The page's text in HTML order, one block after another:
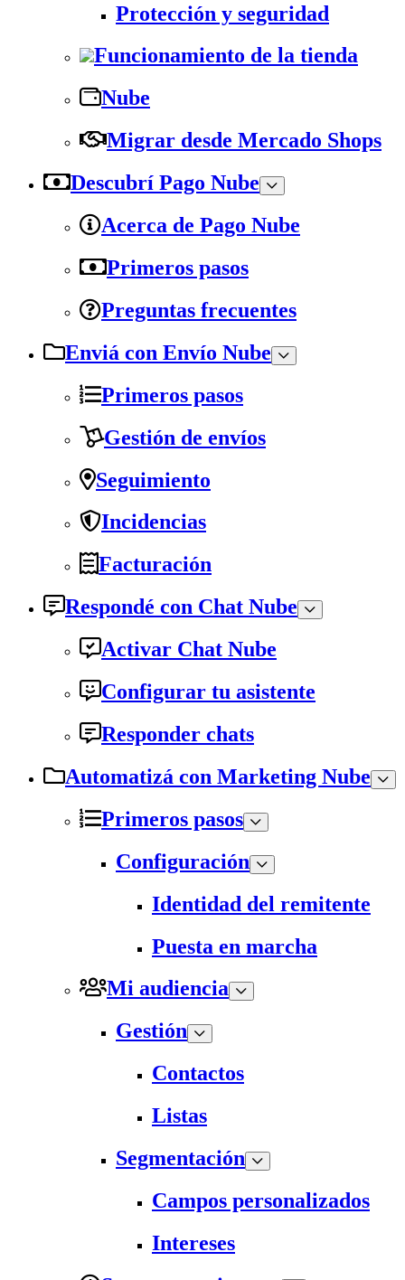
Protección y seguridad
Funcionamiento de la tienda
Nube
Migrar desde Mercado Shops
Descubrí Pago Nube
Acerca de Pago Nube
Primeros pasos
Preguntas frecuentes
Enviá con Envío Nube
Primeros pasos
Gestión de envíos
Seguimiento
Incidencias
Facturación
Respondé con Chat Nube
Activar Chat Nube
Configurar tu asistente
Responder chats
Automatizá con Marketing Nube
Primeros pasos
Configuración
Identidad del remitente
Puesta en marcha
Mi audiencia
Gestión
Contactos
Listas
Segmentación
Campos personalizados
Intereses